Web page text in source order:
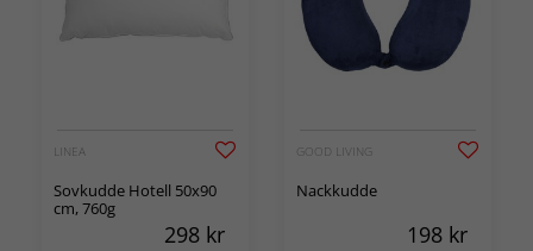
LINEA
Sovkudde Hotell 50x90
cm, 760g
298 kr
GOOD LIVING
Nackkudde
198 kr